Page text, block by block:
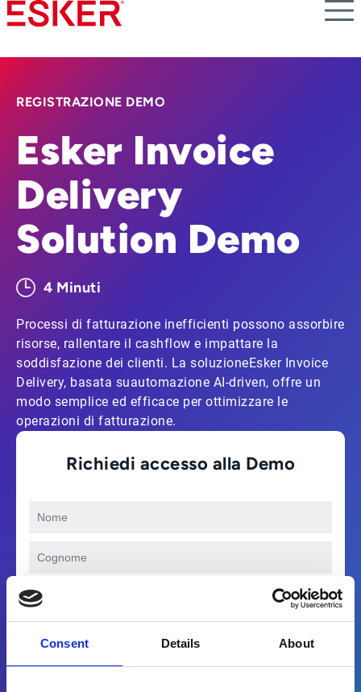
Consent Details About
Skip
to
content
REGISTRAZIONE DEMO
Esker Invoice
Delivery
Solution Demo
4 Minuti
Processi di fatturazione inefficienti possono assorbire
risorse, rallentare il cashflow e impattare la
soddisfazione dei clienti. La soluzioneEsker Invoice
Delivery, basata suautomazione AI-driven, offre un
modo semplice ed efficace per ottimizzare le
operazioni di fatturazione.
Richiedi accesso alla Demo